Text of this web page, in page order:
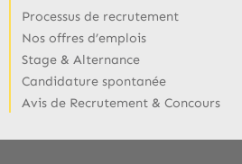
Processus de recrutement
Nos offres d’emplois
Stage & Alternance
Candidature spontanée
Avis de Recrutement & Concours